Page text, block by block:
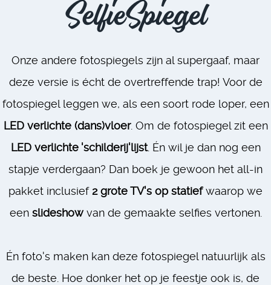
SelfieSpiegel
Onze andere fotospiegels zijn al supergaaf, maar
deze versie is écht de overtreffende trap! Voor de
fotospiegel leggen we, als een soort rode loper, een
LED verlichte (dans)vloer. Om de fotospiegel zit een
LED verlichte 'schilderij'lijst. Én wil je dan nog een
stapje verdergaan? Dan boek je gewoon het all-in
pakket inclusief 2 grote TV's op statiefwaarop we
een slideshowvan de gemaakte selfies vertonen.
Én foto's maken kan deze fotospiegel natuurlijk als
de beste. Hoe donker het op je feestje ook is, de